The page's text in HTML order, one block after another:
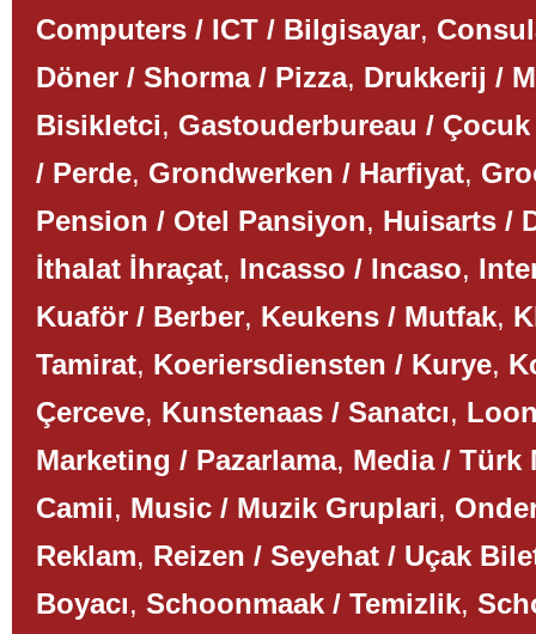
Computers / ICT / Bilgisayar,
Döner / Shorma / Pizza, Drukkerij /
Bisikletci, Gastouderbureau / Çocuk
/ Perde, Grondwerken / Harfiyat,
Pension / Otel Pansiyon, Huisarts /
İthalat İhraçat, Incasso / Incaso,
Kuaför / Berber, Keukens / Mutfak,
Tamirat, Koeriersdiensten / Kurye,
Çerceve, Kunstenaas / Sanatcı,
Marketing / Pazarlama, Media / Türk
Camii, Music / Muzik Gruplari,
Reklam, Reizen / Seyehat / Uçak
Boyacı, Schoonmaak / Temizlik,